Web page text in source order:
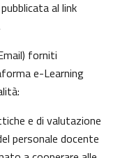
al link
forniti
e-Learning
e di valutazione
personale docente